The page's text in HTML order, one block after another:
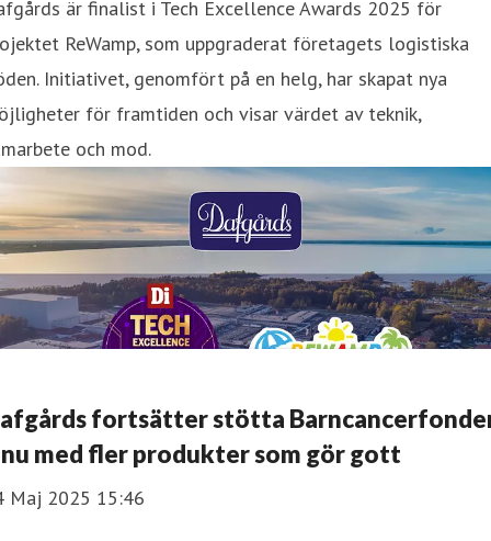
är finalist i Tech Excellence Awards 2025 för
ReWamp, som uppgraderat företagets logistiska
Initiativet, genomfört på en helg, har skapat nya
för framtiden och visar värdet av teknik,
och mod.
fortsätter stötta
med fler produkter som gör gott
Maj 2025 15:46